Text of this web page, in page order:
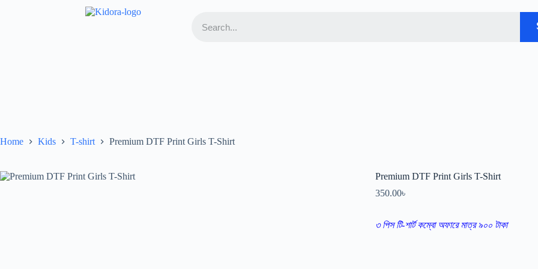
Home Kids T-shirt Premium DTF Print Girls T-Shirt
Premium DTF Print Girls T-Shirt
350.00৳
৩ পিস টি-শার্ট কম্বো অফারে মাত্র ৯০০ টাকা